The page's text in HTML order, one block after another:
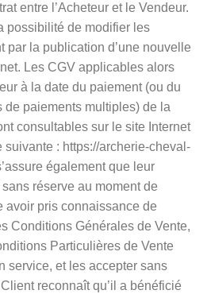
entre l’Acheteur et le Vendeur.
possibilité de modifier les
par la publication d’une nouvelle
Les CGV applicables alors
à la date du paiement (ou du
de paiements multiples) de la
consultables sur le site Internet
suivante : https://archerie-cheval-
également que leur
réserve au moment de
avoir pris connaissance de
Conditions Générales de Vente,
Particulières de Vente
service, et les accepter sans
reconnaît qu’il a bénéficié